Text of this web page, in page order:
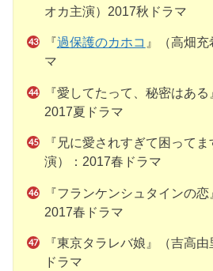
オカ主演）2017秋ドラマ
『過保護のカホコ 』（高畑
マ
『愛してたって、秘密はある
2017夏ドラマ
『兄に愛されすぎて困って
演）：2017春ドラマ
『フランケンシュタインの
2017春ドラマ
『東京タラレバ娘』（吉高
ドラマ